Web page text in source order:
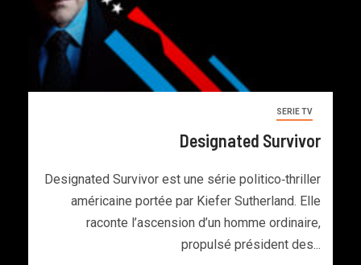
SERIE TV
Designated Survivor
Designated Survivor est une série politico‑thriller
américaine portée par Kiefer Sutherland. Elle
raconte l’ascension d’un homme ordinaire,
propulsé président des...